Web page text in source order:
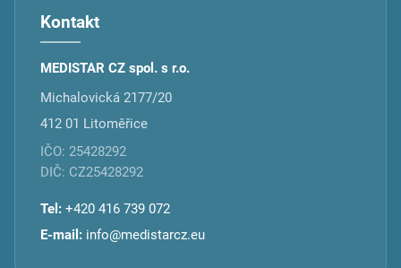
Kontakt
MEDISTAR CZ spol. s r.o.
Michalovická 2177/20
412 01 Litoměřice
IČO: 25428292
DIČ: CZ25428292
Tel: +420 416 739 072
E-mail: info@medistarcz.eu